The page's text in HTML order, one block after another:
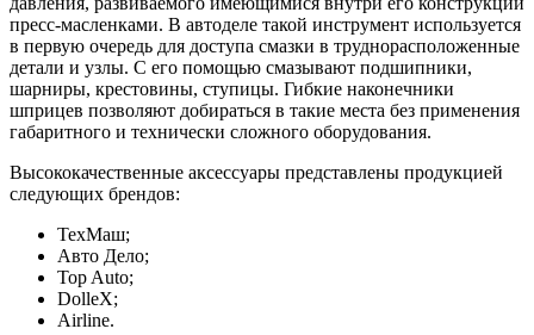
пресс-масленками. В автоделе такой инструмент используется
в первую очередь для доступа смазки в труднорасположенные
детали и узлы. С его помощью смазывают подшипники,
шарниры, крестовины, ступицы. Гибкие наконечники
шприцев позволяют добираться в такие места без применения
габаритного и технически сложного оборудования.
Высококачественные аксессуары представлены продукцией
следующих брендов:
ТехМаш;
Авто Дело;
Top Auto;
DolleX;
Airline.